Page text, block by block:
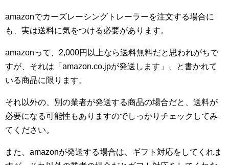
amazonでカーズレーシングトレーラーを注文する場合に
も、実は送料に気をつける必要があります。
amazonって、2,000円以上なら送料無料だと思われがちで
すが、それは「amazon.co.jpが発送します」、と書かれて
いる商品に限ります。
それ以外の、別の業者が発送する商品の場合だと、送料が
必要になる可能性もありますのでしっかりチェックしてみ
てください。
また、amazonが発送する場合は、ギフト対応をしてくれま